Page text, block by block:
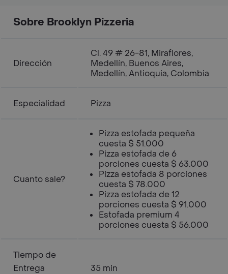
Sobre Brooklyn Pizzeria
Dirección
Cl. 49 # 26-81, Miraflores,
Medellín, Buenos Aires,
Medellín, Antioquia, Colombia
Especialidad Pizza
Cuanto sale?
Pizza estofada pequeña
cuesta $ 51.000
Pizza estofada de 6
porciones cuesta $ 63.000
Pizza estofada 8 porciones
cuesta $ 78.000
Pizza estofada de 12
porciones cuesta $ 91.000
Estofada premium 4
porciones cuesta $ 56.000
Tiempo de
Entrega
35 min